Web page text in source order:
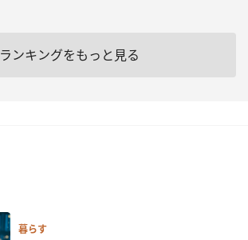
ランキングをもっと見る
暮らす